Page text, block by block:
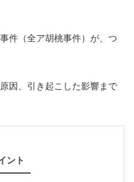
件（全ア胡桃事件）が、つ
因、引き起こした影響まで
ント